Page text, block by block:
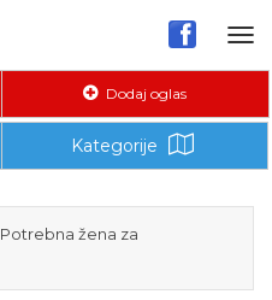
Dodaj oglas
Kategorije
Potrebna žena za